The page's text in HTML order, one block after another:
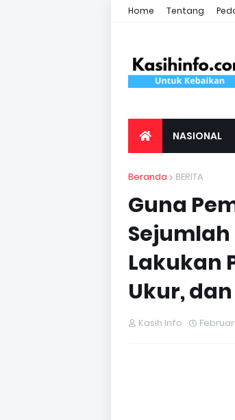
Home Tentang
NASIONAL
Beranda BERITA
Guna
Lakukan
Ukur,
Kasih Info